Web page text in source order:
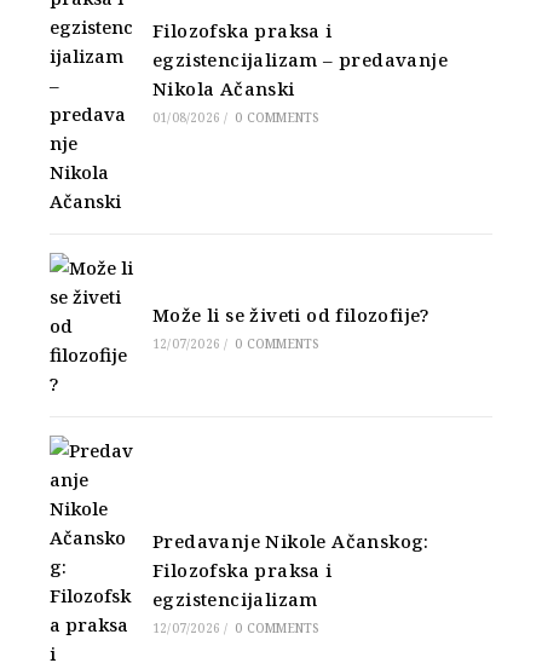
Filozofska praksa i
egzistencijalizam – predavanje
Nikola Ačanski
01/08/2026 / 0 COMMENTS
Može li se živeti od filozofije?
12/07/2026 / 0 COMMENTS
Predavanje Nikole Ačanskog:
Filozofska praksa i
egzistencijalizam
12/07/2026 / 0 COMMENTS